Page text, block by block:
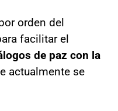
orden del
facilitar el
de paz con la
actualmente se